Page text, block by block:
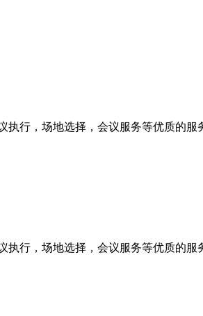
执行，场地选择，会议服务等优质的服
执行，场地选择，会议服务等优质的服